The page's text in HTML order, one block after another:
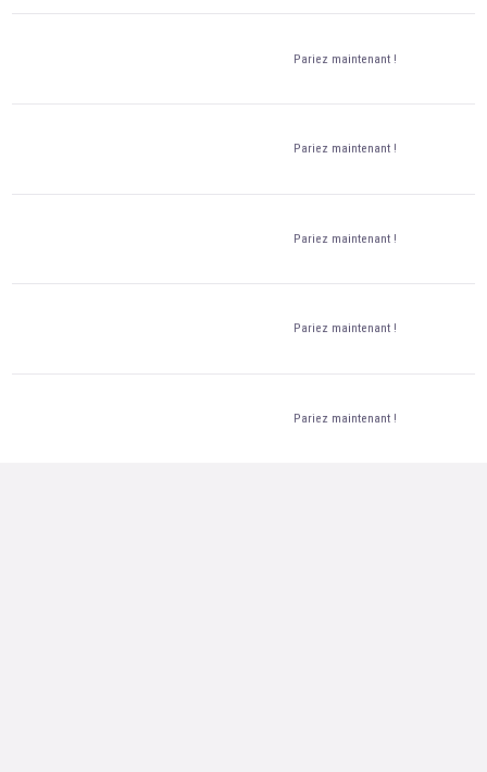
Pariez maintenant !
Pariez maintenant !
Pariez maintenant !
Pariez maintenant !
Pariez maintenant !